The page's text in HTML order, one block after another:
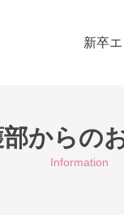
新卒
からの
Information